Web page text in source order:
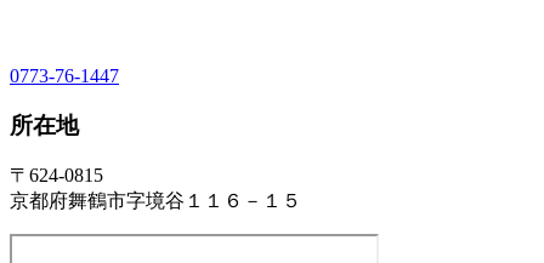
0773-76-1447
所在地
〒624-0815
京都府舞鶴市字境谷１１６－１５